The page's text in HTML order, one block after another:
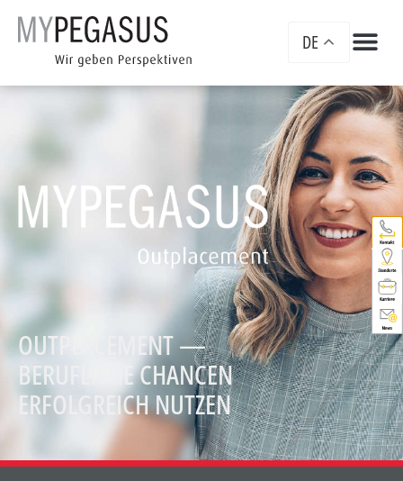
DE
OUTPLACEMENT —
BERUFLICHE CHANCEN
ERFOLGREICH NUTZEN